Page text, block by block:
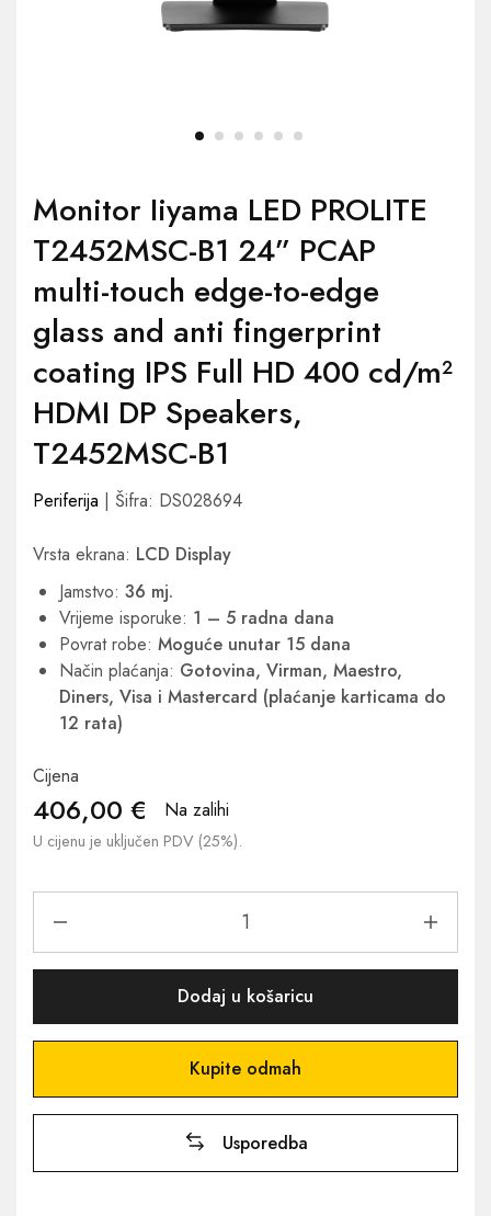
Monitor Iiyama LED PROLITE
T2452MSC-B1 24” PCAP
multi-touch edge-to-edge
glass and anti fingerprint
coating IPS Full HD 400 cd/m²
HDMI DP Speakers,
T2452MSC-B1
Periferija | Šifra: DS028694
Vrsta ekrana: LCD Display
Jamstvo: 36 mj.
Vrijeme isporuke: 1 – 5 radna dana
Povrat robe: Moguće unutar 15 dana
Način plaćanja: Gotovina, Virman, Maestro,
Diners, Visa i Mastercard (plaćanje karticama do
12 rata)
Cijena
406,00 € Na zalihi
U cijenu je uključen PDV (25%).
Dodaj u košaricu
Kupite odmah
Usporedba